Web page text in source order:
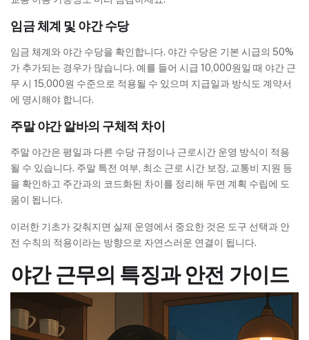
임금 체계 및 야간 수당
임금 체계와 야간 수당을 확인합니다. 야간 수당은 기본 시급의 50%
가 추가되는 경우가 많습니다. 예를 들어 시급 10,000원일 때 야간 근
무 시 15,000원 수준으로 적용될 수 있으며 지급일과 방식도 계약서
에 명시해야 합니다.
주말 야간 알바의 구체적 차이
주말 야간은 평일과 다른 수당 규정이나 근로시간 운영 방식이 적용
될 수 있습니다. 주말 특전 여부, 최소 근로 시간 보장, 교통비 지원 등
을 확인하고 주간과의 코드화된 차이를 정리해 두면 계획 수립에 도
움이 됩니다.
이러한 기초가 갖춰지면 실제 운영에서 중요한 것은 도구 선택과 안
전 수칙의 적용이라는 방향으로 자연스러운 연결이 됩니다.
야간 근무의 특징과 안전 가이드